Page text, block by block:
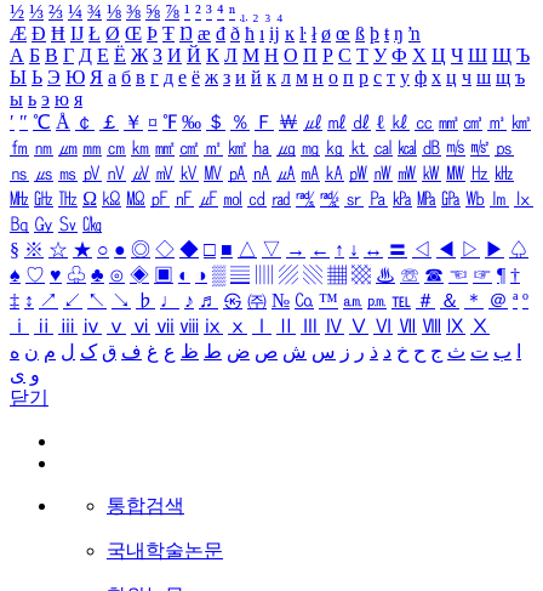
½ ⅓ ⅔ ¼ ¾ ⅛ ⅜ ⅝ ⅞ ¹ ² ³ ⁴ ⁿ ₁ ₂ ₃ ₄
Æ Ð Ħ Ĳ Ł Ø Œ Þ Ŧ Ŋ æ đ ð ħ ı ĳ ĸ ŀ ł ø œ ß þ ŧ ŋ ŉ
А Б В Г Д Е Ё Ж З И Й К Л М Н О П Р С Т У Ф Х Ц Ч Ш Щ Ъ
Ы Ь Э Ю Я а б в г д е ё ж з и й к л м н о п р с т у ф х ц ч ш щ ъ
ы ь э ю я
′ ″ ℃ Å ￠ ￡ ￥ ¤ ℉ ‰ ＄ ％ Ｆ ￦ ㎕ ㎖ ㎗ ℓ ㎘ ㏄ ㎣ ㎤ ㎥ ㎦
㎙ ㎚ ㎛ ㎜ ㎝ ㎞ ㎟ ㎠ ㎡ ㎢ ㏊ ㎍ ㎎ ㎏ ㏏ ㎈ ㎉ ㏈ ㎧ ㎨ ㎰
㎱ ㎲ ㎳ ㎴ ㎵ ㎶ ㎷ ㎸ ㎹ ㎀ ㎁ ㎂ ㎃ ㎄ ㎺ ㎻ ㎽ ㎾ ㎿ ㎐ ㎑
㎒ ㎓ ㎔ Ω ㏀ ㏁ ㎊ ㎋ ㎌ ㏖ ㏅ ㎭ ㎮ ㎯ ㏛ ㎩ ㎪ ㎫ ㎬ ㏝ ㏐
㏓
㏃ ㏉ ㏜ ㏆
§ ※ ☆ ★ ○ ● ◎ ◇ ◆ □ ■ △ ▽ → ← ↑ ↓ ↔ 〓 ◁ ◀ ▷ ▶ ♤
♠ ♡ ♥ ♧ ♣ ⊙ ◈ ▣ ◐ ◑ ▒ ▤ ▨ ▧ ▦ ▩ ♨ ☏ ☎ ☜ ☞ ¶ †
‡ ↕ ↗ ↙ ↖ ↘ ♭ ♩ ♪ ♬ ㉿ ㈜ № ㏇ ™ ㏂ ㏘ ℡ ＃ ＆ ＊ ＠ ª º
ⅰ
ⅱ ⅲ ⅳ ⅴ ⅵ ⅶ ⅷ ⅸ ⅹ Ⅳ Ⅴ Ⅵ Ⅶ Ⅷ Ⅸ Ⅹ
ب ت ث ج ح خ د ذ ر ز س ش ص ض ط ظ ع غ ف ق ک ل م ن ه
و ی
닫기
통합검색
국내학술논문